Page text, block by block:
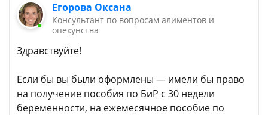
Егорова Оксана
Консультант по вопросам алиментов и
опекунства
Здравствуйте!
Если бы вы были оформлены — имели бы право
на получение пособия по БиР с 30 недели
беременности, на ежемесячное пособие по